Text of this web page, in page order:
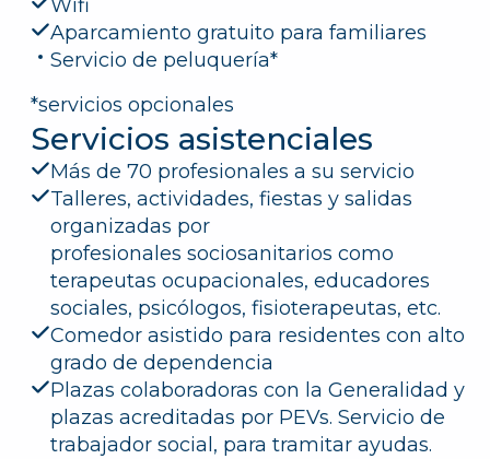
Wifi
Aparcamiento gratuito para familiares
Servicio de peluquería*
*servicios opcionales
Servicios asistenciales
Más de 70 profesionales a su servicio
Talleres, actividades, fiestas y salidas
organizadas por
profesionales sociosanitarios como
terapeutas ocupacionales, educadores
sociales, psicólogos, fisioterapeutas, etc.
Comedor asistido para residentes con alto
grado de dependencia
Plazas colaboradoras con la Generalidad y
plazas acreditadas por PEVs. Servicio de
trabajador social, para tramitar ayudas.